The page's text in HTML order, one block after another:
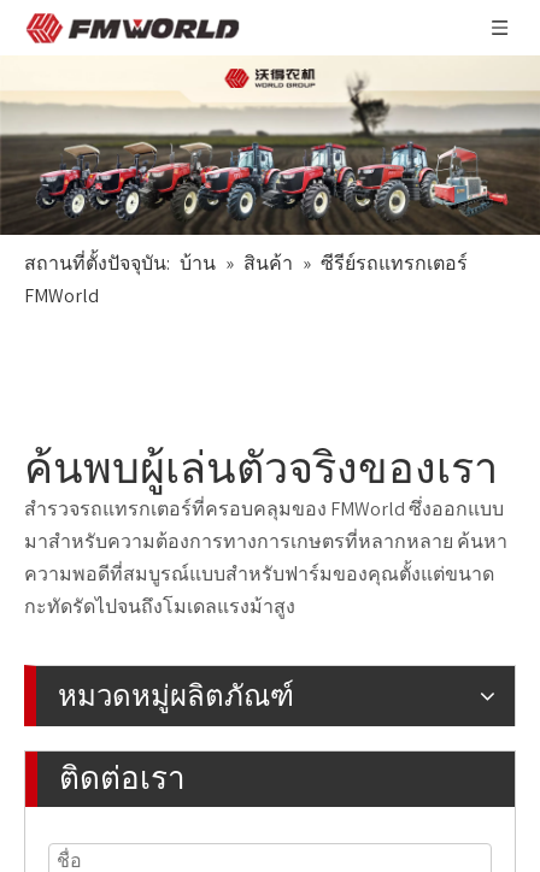
สถานที่ตั้งปัจจุบัน: บ้าน » สินค้า » ซีรีย์รถแทรกเตอร์
FMWorld
ค้นพบผู้เล่นตัวจริงของเรา
สำรวจรถแทรกเตอร์ที่ครอบคลุมของ FMWorld ซึ่งออกแบบ
มาสำหรับความต้องการทางการเกษตรที่หลากหลาย ค้นหา
ความพอดีที่สมบูรณ์แบบสำหรับฟาร์มของคุณตั้งแต่ขนาด
กะทัดรัดไปจนถึงโมเดลแรงม้าสูง
หมวดหมู่ผลิตภัณฑ์
ติดต่อเรา